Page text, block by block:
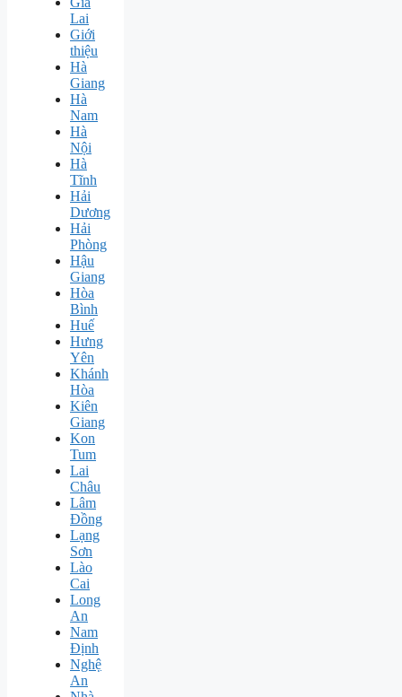
Lai
Giới
thiệu
Hà
Giang
Hà
Nam
Hà
Nội
Hà
Tĩnh
Hải
Dương
Hải
Phòng
Hậu
Giang
Hòa
Bình
Huế
Hưng
Yên
Khánh
Hòa
Kiên
Giang
Kon
Tum
Lai
Châu
Lâm
Đồng
Lạng
Sơn
Lào
Cai
Long
An
Nam
Định
Nghệ
An